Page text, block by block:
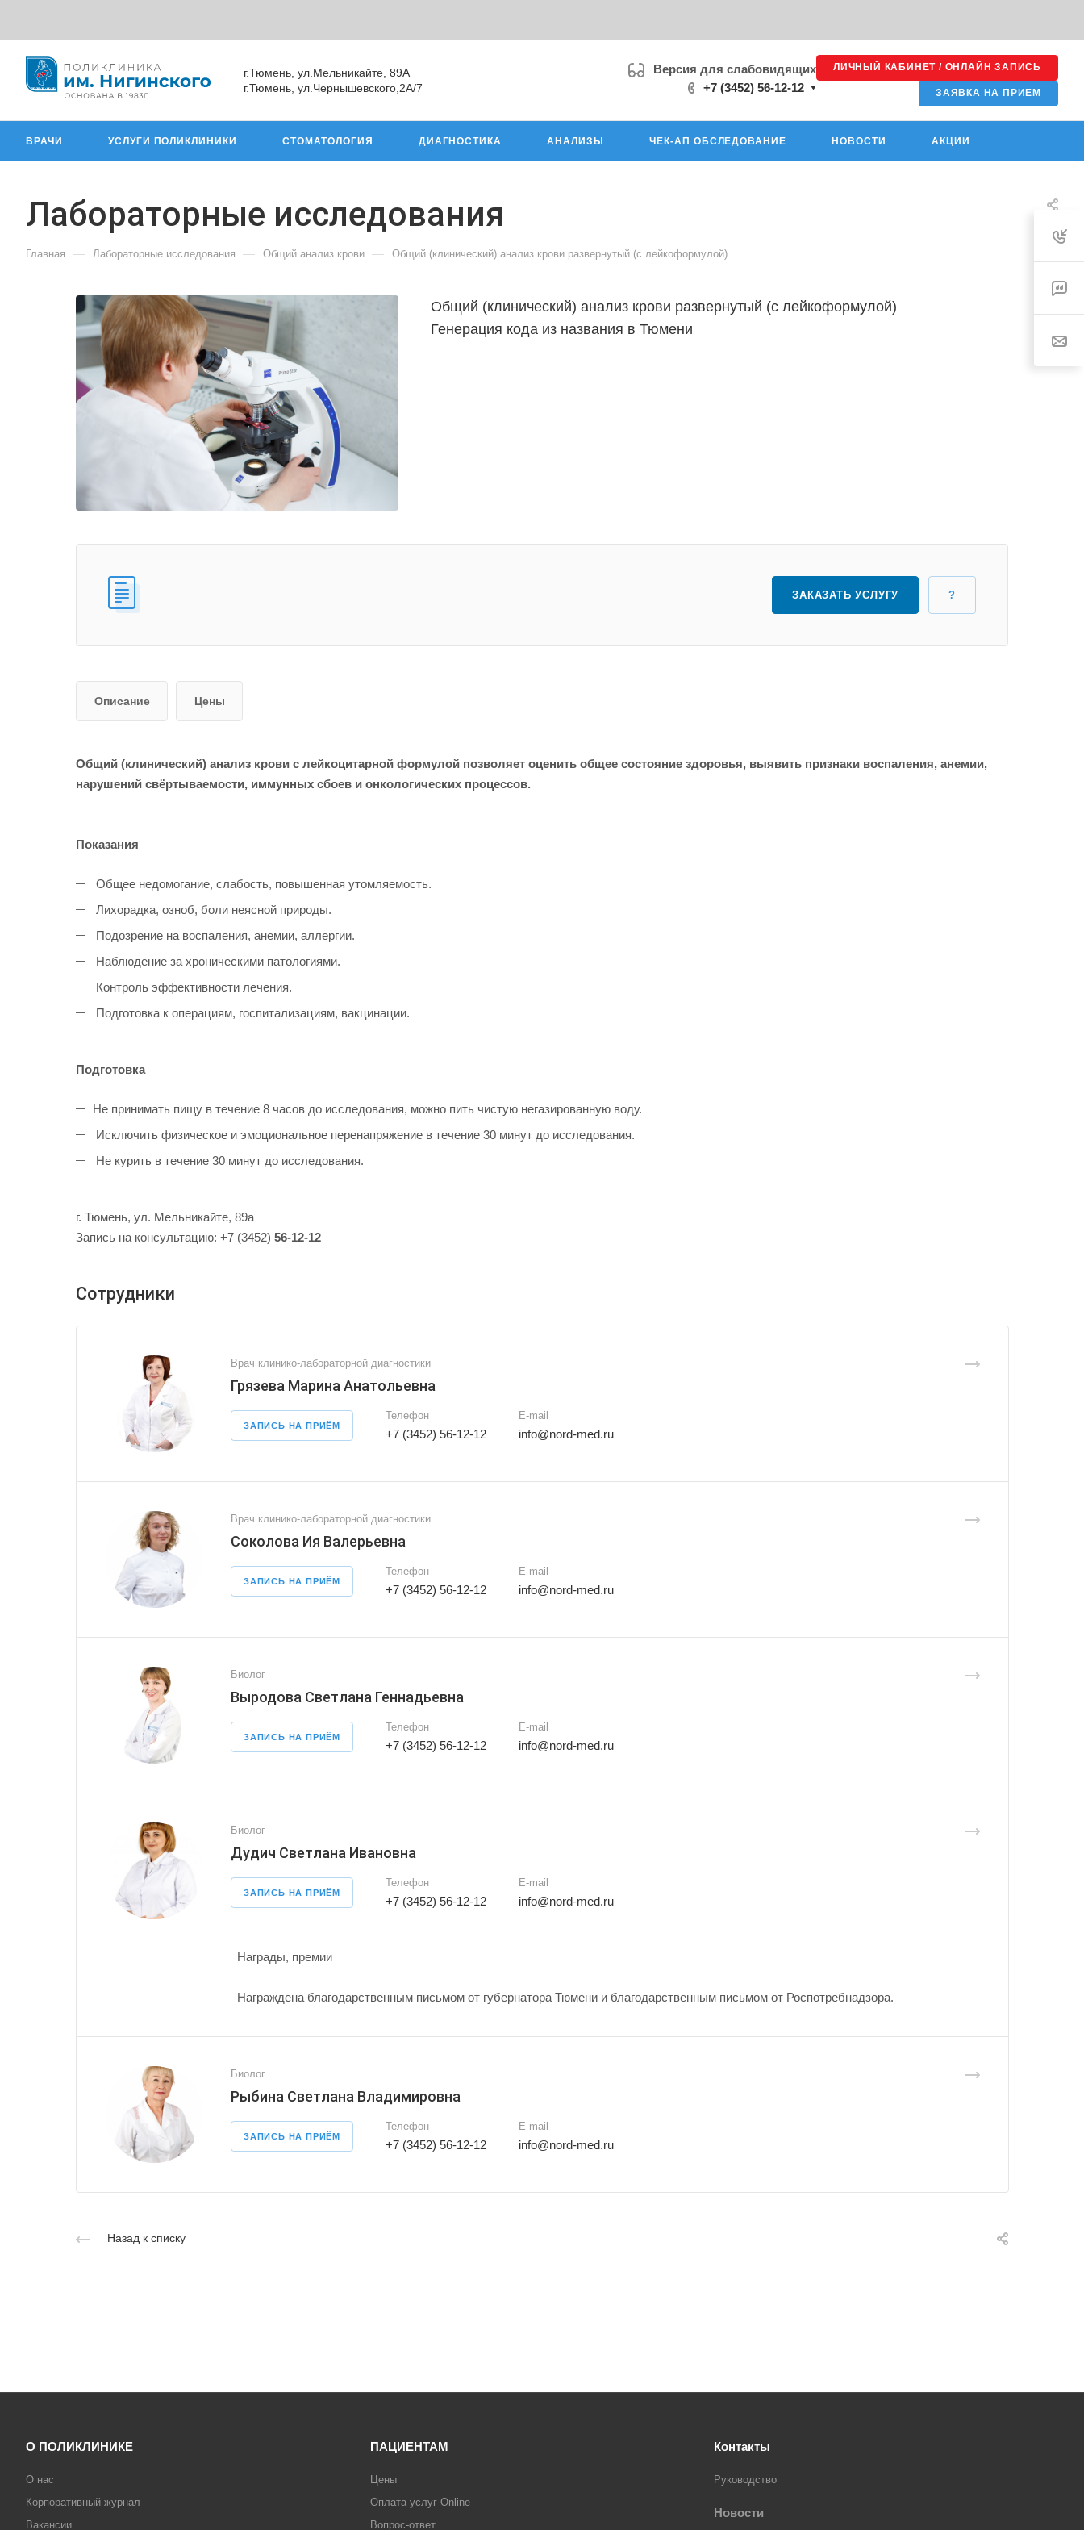
г.Тюмень, ул.Мельникайте, 89А
г.Тюмень, ул.Чернышевского,2А/7
Версия для слабовидящих
+7 (3452) 56-12-12
ЛИЧНЫЙ КАБИНЕТ / ОНЛАЙН ЗАПИСЬ
ЗАЯВКА НА ПРИЕМ
ВРАЧИ УСЛУГИ ПОЛИКЛИНИКИ СТОМАТОЛОГИЯ ДИАГНОСТИКА АНАЛИЗЫ ЧЕК-АП ОБСЛЕДОВАНИЕ НОВОСТИ АКЦИИ
Лабораторные исследования
Главная — Лабораторные исследования — Общий анализ крови — Общий (клинический) анализ крови развернутый (с лейкоформулой)
Общий (клинический) анализ крови развернутый (с лейкоформулой)
Генерация кода из названия в Тюмени
ЗАКАЗАТЬ УСЛУГУ ?
Описание Цены
Общий (клинический) анализ крови с лейкоцитарной формулой позволяет оценить общее состояние здоровья, выявить признаки воспаления, анемии,
нарушений свёртываемости, иммунных сбоев и онкологических процессов.
Показания
Общее недомогание, слабость, повышенная утомляемость.
Лихорадка, озноб, боли неясной природы.
Подозрение на воспаления, анемии, аллергии.
Наблюдение за хроническими патологиями.
Контроль эффективности лечения.
Подготовка к операциям, госпитализациям, вакцинации.
Подготовка
Не принимать пищу в течение 8 часов до исследования, можно пить чистую негазированную воду.
Исключить физическое и эмоциональное перенапряжение в течение 30 минут до исследования.
Не курить в течение 30 минут до исследования.
г. Тюмень, ул. Мельникайте, 89а
Запись на консультацию: +7 (3452) 56-12-12
Сотрудники
Врач клинико-лабораторной диагностики
Грязева Марина Анатольевна
ЗАПИСЬ НА ПРИЁМ
Телефон
+7 (3452) 56-12-12
E-mail
info@nord-med.ru
Врач клинико-лабораторной диагностики
Соколова Ия Валерьевна
ЗАПИСЬ НА ПРИЁМ
Телефон
+7 (3452) 56-12-12
E-mail
info@nord-med.ru
Биолог
Выродова Светлана Геннадьевна
ЗАПИСЬ НА ПРИЁМ
Телефон
+7 (3452) 56-12-12
E-mail
info@nord-med.ru
Биолог
Дудич Светлана Ивановна
ЗАПИСЬ НА ПРИЁМ
Телефон
+7 (3452) 56-12-12
E-mail
info@nord-med.ru
Награды, премии
Награждена благодарственным письмом от губернатора Тюмени и благодарственным письмом от Роспотребнадзора.
Биолог
Рыбина Светлана Владимировна
ЗАПИСЬ НА ПРИЁМ
Телефон
+7 (3452) 56-12-12
E-mail
info@nord-med.ru
Назад к списку
О ПОЛИКЛИНИКЕ
О нас
Корпоративный журнал
Вакансии
ПАЦИЕНТАМ
Цены
Оплата услуг Online
Вопрос-ответ
Контакты
Руководство
Новости